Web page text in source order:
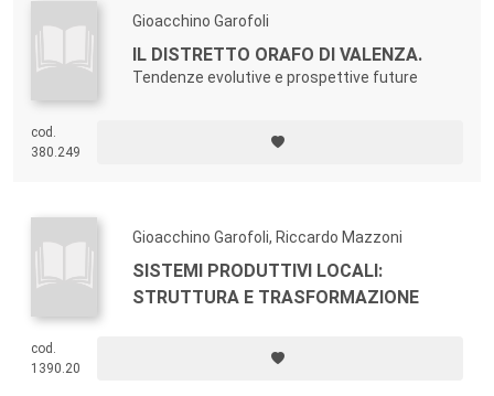
Gioacchino Garofoli
IL DISTRETTO ORAFO DI VALENZA.
Tendenze evolutive e prospettive future
cod.
380.249
Gioacchino Garofoli, Riccardo Mazzoni
SISTEMI PRODUTTIVI LOCALI:
STRUTTURA E TRASFORMAZIONE
cod.
1390.20